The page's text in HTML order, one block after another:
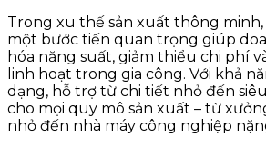
Trong xu thế sản xuất thông minh,
một bước tiến quan trọng giúp
hóa năng suất, giảm thiểu chi phí
linh hoạt trong gia công. Với khả
dạng, hỗ trợ từ chi tiết nhỏ đến
cho mọi quy mô sản xuất – từ
nhỏ đến nhà máy công nghiệp